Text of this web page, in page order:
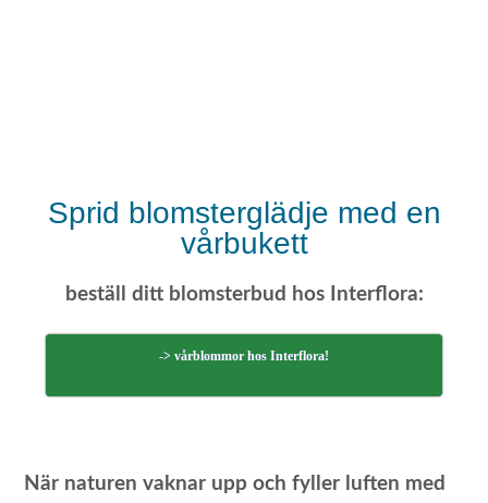
Sprid blomsterglädje med en
vårbukett
beställ ditt blomsterbud hos Interflora:
-> vårblommor hos Interflora!
När naturen vaknar upp och fyller luften med